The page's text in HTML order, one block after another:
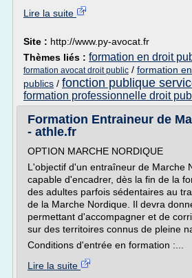
Lire la suite
Site : http://www.py-avocat.fr
Thèmes liés : formation en droit
formation avocat droit public / formation
publics / fonction publique
formation professionnelle droit
Formation Entraineur de
- athle.fr
OPTION MARCHE NORDIQUE
L'objectif d'un entraîneur de Marche
capable d'encadrer, dès la fin de la
des adultes parfois sédentaires au
de la Marche Nordique. Il devra
permettant d'accompagner et de
sur des territoires connus de pleine
Conditions d'entrée en formation :...
Lire la suite